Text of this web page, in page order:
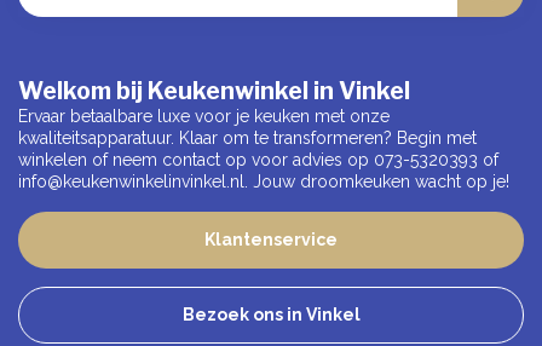
Welkom bij Keukenwinkel in Vinkel
Ervaar betaalbare luxe voor je keuken met onze
kwaliteitsapparatuur. Klaar om te transformeren? Begin met
winkelen of neem contact op voor advies op 073-5320393 of
info@keukenwinkelinvinkel.nl
. Jouw droomkeuken wacht op je!
Klantenservice
Bezoek ons in Vinkel